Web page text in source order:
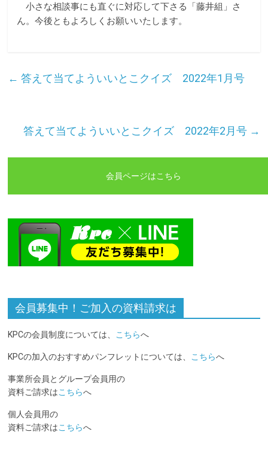
小さな相談事にも直ぐに対応して下さる「藤井組」さ
ん。今後ともよろしくお願いいたします。
← 答えて当てよういいとこクイズ 2022年1月号
答えて当てよういいとこクイズ 2022年2月号 →
会員ページはこちら
会員募集中！ご加入の資料請求は
KPCの会員制度については、 こちらへ
KPCの加入のおすすめパンフレットについては、 こちらへ
事業所会員とグループ会員用の
資料ご請求はこちらへ
個人会員用の
資料ご請求はこちらへ